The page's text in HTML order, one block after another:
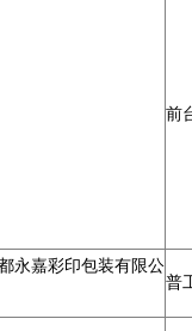
前
永嘉彩印包装有限公
普